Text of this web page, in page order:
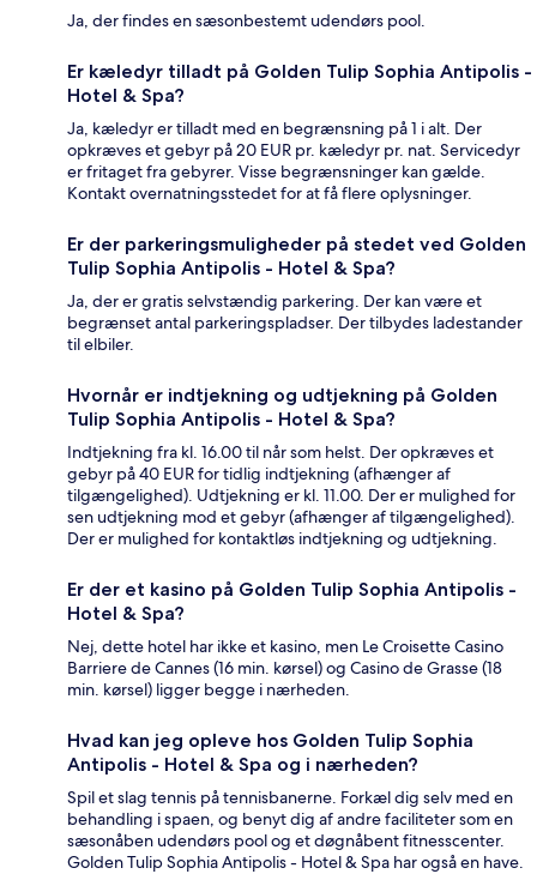
Ja, der findes en sæsonbestemt udendørs pool.
Er kæledyr tilladt på Golden Tulip Sophia Antipolis -
Hotel & Spa?
Ja, kæledyr er tilladt med en begrænsning på 1 i alt. Der
opkræves et gebyr på 20 EUR pr. kæledyr pr. nat. Servicedyr
er fritaget fra gebyrer. Visse begrænsninger kan gælde.
Kontakt overnatningsstedet for at få flere oplysninger.
Er der parkeringsmuligheder på stedet ved Golden
Tulip Sophia Antipolis - Hotel & Spa?
Ja, der er gratis selvstændig parkering. Der kan være et
begrænset antal parkeringspladser. Der tilbydes ladestander
til elbiler.
Hvornår er indtjekning og udtjekning på Golden
Tulip Sophia Antipolis - Hotel & Spa?
Indtjekning fra kl. 16.00 til når som helst. Der opkræves et
gebyr på 40 EUR for tidlig indtjekning (afhænger af
tilgængelighed). Udtjekning er kl. 11.00. Der er mulighed for
sen udtjekning mod et gebyr (afhænger af tilgængelighed).
Der er mulighed for kontaktløs indtjekning og udtjekning.
Er der et kasino på Golden Tulip Sophia Antipolis -
Hotel & Spa?
Nej, dette hotel har ikke et kasino, men Le Croisette Casino
Barriere de Cannes (16 min. kørsel) og Casino de Grasse (18
min. kørsel) ligger begge i nærheden.
Hvad kan jeg opleve hos Golden Tulip Sophia
Antipolis - Hotel & Spa og i nærheden?
Spil et slag tennis på tennisbanerne. Forkæl dig selv med en
behandling i spaen, og benyt dig af andre faciliteter som en
sæsonåben udendørs pool og et døgnåbent fitnesscenter.
Golden Tulip Sophia Antipolis - Hotel & Spa har også en have.